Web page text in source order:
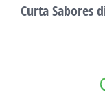
Curta Sabores